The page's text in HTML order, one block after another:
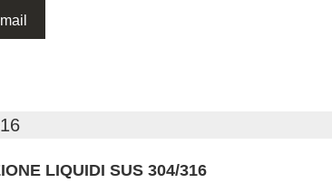
LIQUIDI SUS 304/316